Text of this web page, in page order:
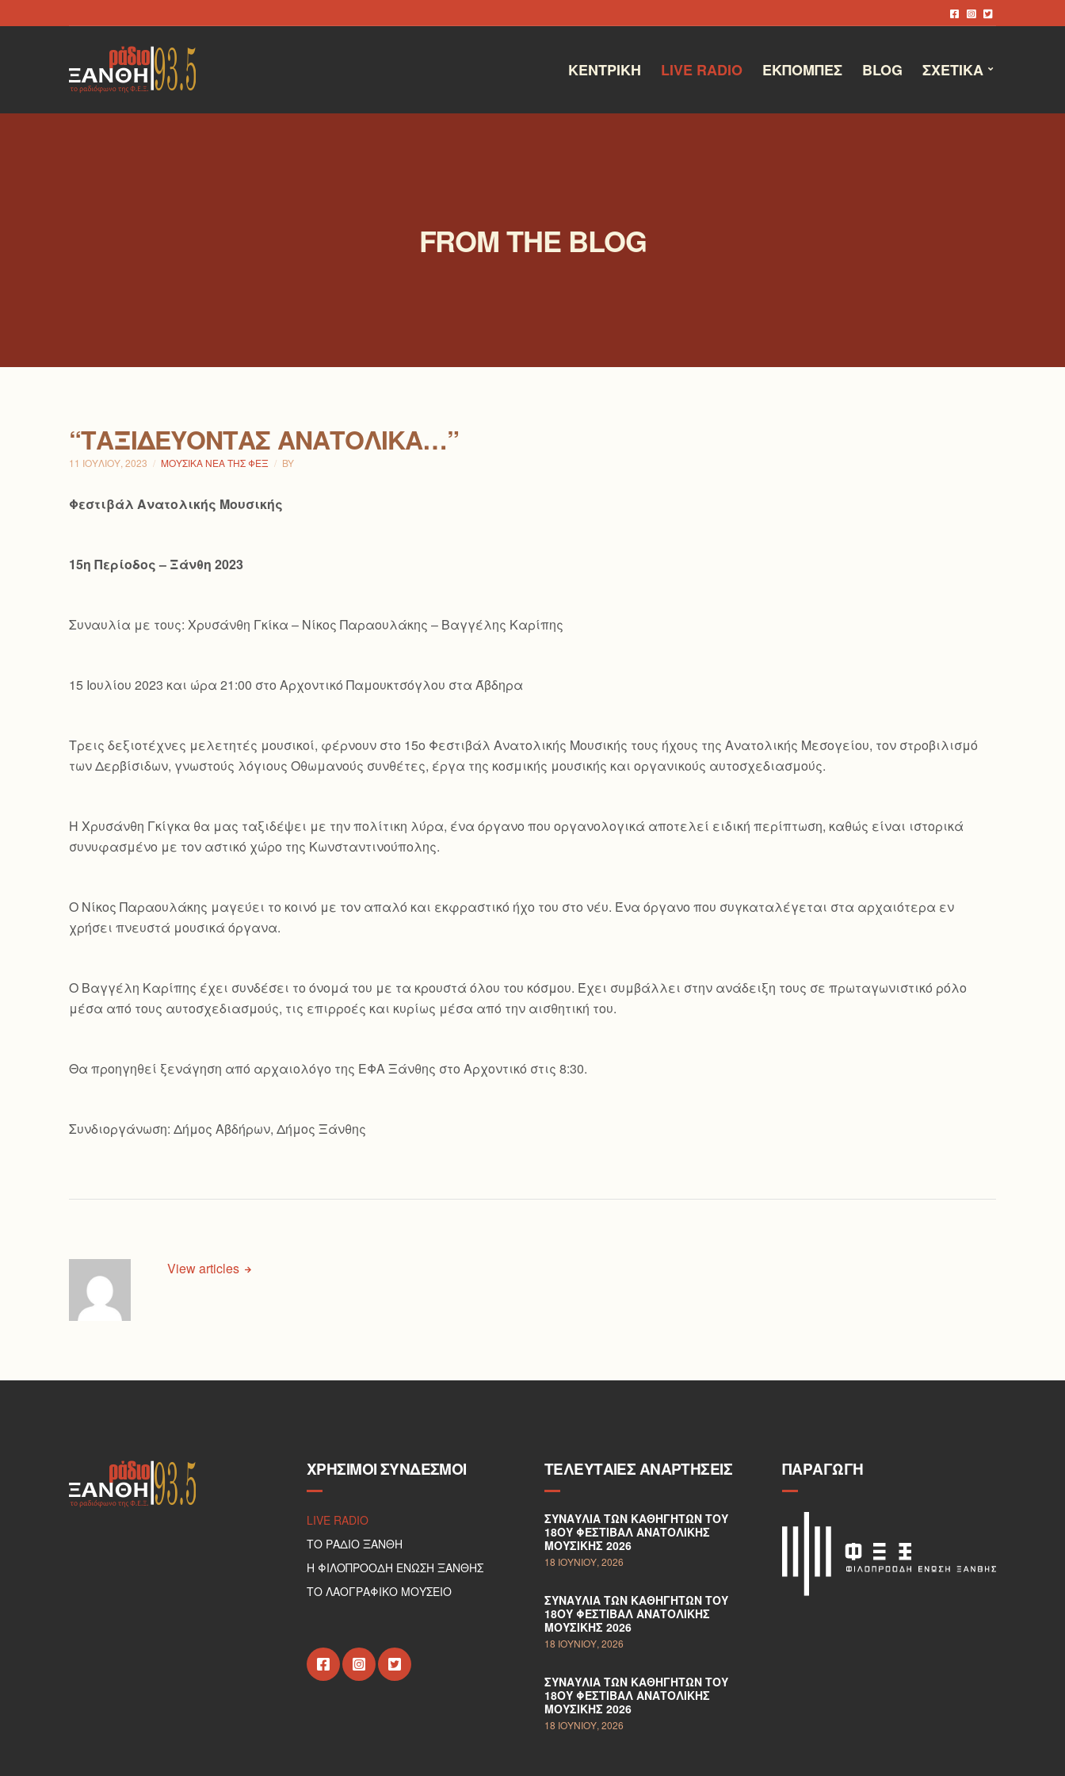
ΚΕΝΤΡΙΚΉ LIVE RADIO ΕΚΠΟΜΠΈΣ BLOG ΣΧΕΤΙΚΆ
FROM THE BLOG
“ΤΑΞΙΔΕΎΟΝΤΑΣ ΑΝΑΤΟΛΙΚΆ…”
11 ΙΟΥΛΊΟΥ, 2023 ΜΟΥΣΙΚΆ ΝΈΑ ΤΗΣ ΦΕΞ BY
Φεστιβάλ Ανατολικής Μουσικής
15η Περίοδος – Ξάνθη 2023
Συναυλία με τους: Χρυσάνθη Γκίκα – Νίκος Παραουλάκης – Βαγγέλης Καρίπης
15 Ιουλίου 2023 και ώρα 21:00 στο Αρχοντικό Παμουκτσόγλου στα Άβδηρα
Τρεις δεξιοτέχνες μελετητές μουσικοί, φέρνουν στο 15ο Φεστιβάλ Ανατολικής Μουσικής τους ήχους της Ανατολικής Μεσογείου, τον στροβιλισμό
των Δερβίσιδων, γνωστούς λόγιους Οθωμανούς συνθέτες, έργα της κοσμικής μουσικής και οργανικούς αυτοσχεδιασμούς.
Η Χρυσάνθη Γκίγκα θα μας ταξιδέψει με την πολίτικη λύρα, ένα όργανο που οργανολογικά αποτελεί ειδική περίπτωση, καθώς είναι ιστορικά
συνυφασμένο με τον αστικό χώρο της Κωνσταντινούπολης.
Ο Νίκος Παραουλάκης μαγεύει το κοινό με τον απαλό και εκφραστικό ήχο του στο νέυ. Ένα όργανο που συγκαταλέγεται στα αρχαιότερα εν
χρήσει πνευστά μουσικά όργανα.
Ο Βαγγέλη Καρίπης έχει συνδέσει το όνομά του με τα κρουστά όλου του κόσμου. Έχει συμβάλλει στην ανάδειξη τους σε πρωταγωνιστικό ρόλο
μέσα από τους αυτοσχεδιασμούς, τις επιρροές και κυρίως μέσα από την αισθητική του.
Θα προηγηθεί ξενάγηση από αρχαιολόγο της ΕΦΑ Ξάνθης στο Αρχοντικό στις 8:30.
Συνδιοργάνωση: Δήμος Αβδήρων, Δήμος Ξάνθης
View articles
ΧΡΉΣΙΜΟΙ ΣΎΝΔΕΣΜΟΙ
LIVE RADIO
ΤΟ ΡΑΔΙΟ ΞΑΝΘΗ
Η ΦΙΛΟΠΡΟΟΔΗ ΕΝΩΣΗ ΞΑΝΘΗΣ
ΤΟ ΛΑΟΓΡΑΦΙΚΟ ΜΟΥΣΕΙΟ
ΤΕΛΕΥΤΑΊΕΣ ΑΝΑΡΤΉΣΕΙΣ
ΣΥΝΑΥΛΊΑ ΤΩΝ ΚΑΘΗΓΗΤΏΝ ΤΟΥ
18ΟΥ ΦΕΣΤΙΒΆΛ ΑΝΑΤΟΛΙΚΉΣ
ΜΟΥΣΙΚΉΣ 2026
18 ΙΟΥΝΊΟΥ, 2026
ΣΥΝΑΥΛΊΑ ΤΩΝ ΚΑΘΗΓΗΤΏΝ ΤΟΥ
18ΟΥ ΦΕΣΤΙΒΆΛ ΑΝΑΤΟΛΙΚΉΣ
ΜΟΥΣΙΚΉΣ 2026
18 ΙΟΥΝΊΟΥ, 2026
ΣΥΝΑΥΛΊΑ ΤΩΝ ΚΑΘΗΓΗΤΏΝ ΤΟΥ
18ΟΥ ΦΕΣΤΙΒΆΛ ΑΝΑΤΟΛΙΚΉΣ
ΜΟΥΣΙΚΉΣ 2026
18 ΙΟΥΝΊΟΥ, 2026
ΠΑΡΑΓΩΓΉ